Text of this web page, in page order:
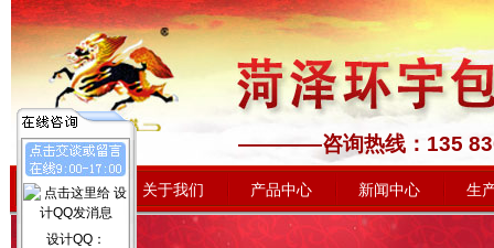
————咨询热线
网站首页 关于我们 产品中心 新闻中心 生
设计QQ：